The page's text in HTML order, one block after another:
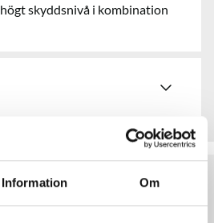
Information Om
skyddsnivå i kombination
baserat på vald produkt